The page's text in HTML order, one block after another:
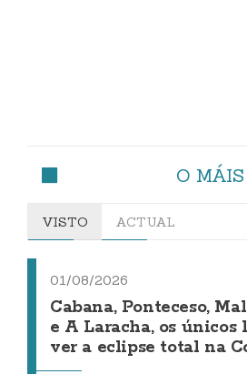
O MÁIS
VISTO ACTUAL
01/08/2026
Cabana, Ponteceso,
e A Laracha, os únicos
ver a eclipse total na